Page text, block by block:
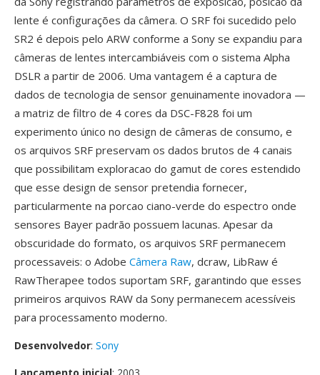
lente é configurações da câmera. O SRF foi sucedido pelo
SR2 é depois pelo ARW conforme a Sony se expandiu para
câmeras de lentes intercambiáveis com o sistema Alpha
DSLR a partir de 2006. Uma vantagem é a captura de
dados de tecnologia de sensor genuinamente inovadora —
a matriz de filtro de 4 cores da DSC-F828 foi um
experimento único no design de câmeras de consumo, e
os arquivos SRF preservam os dados brutos de 4 canais
que possibilitam exploracao do gamut de cores estendido
que esse design de sensor pretendia fornecer,
particularmente na porcao ciano-verde do espectro onde
sensores Bayer padrão possuem lacunas. Apesar da
obscuridade do formato, os arquivos SRF permanecem
processaveis: o Adobe Câmera Raw, dcraw, LibRaw é
RawTherapee todos suportam SRF, garantindo que esses
primeiros arquivos RAW da Sony permanecem acessíveis
para processamento moderno.
Desenvolvedor: Sony